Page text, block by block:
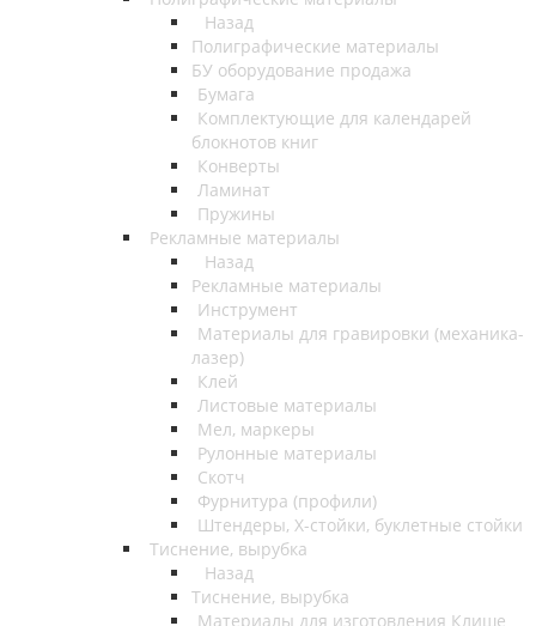
Назад
Полиграфические материалы
БУ оборудование продажа
Бумага
Комплектующие для календарей
блокнотов книг
Конверты
Ламинат
Пружины
Рекламные материалы
Назад
Рекламные материалы
Инструмент
Материалы для гравировки (механика-
лазер)
Клей
Листовые материалы
Мел, маркеры
Рулонные материалы
Скотч
Фурнитура (профили)
Штендеры, Х-стойки, буклетные стойки
Тиснение, вырубка
Назад
Тиснение, вырубка
Материалы для изготовления Клише